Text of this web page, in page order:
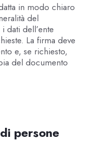
in modo chiaro
del
dati dell’ente
La firma deve
e, se richiesto,
del documento
persone